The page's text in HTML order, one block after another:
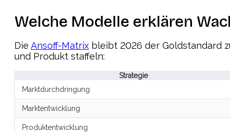
Welche Modelle erklären
Die Ansoff-Matrix bleibt 2026 der Goldstandard
und Produkt staffeln:
Strategie
Marktdurchdringung
Marktentwicklung
Produktentwicklung